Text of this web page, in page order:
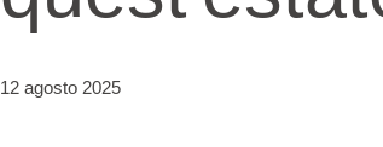
12 agosto 2025